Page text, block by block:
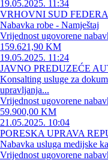
19.05.2025. 11:34
VRHOVNI SUD
Nabavka robe - Namještaj
Vrijednost ugovorene
159.621,90 KM
19.05.2025. 11:24
JAVNO PREDUZEĆE
Konsalting usluge za
upravljanja...
Vrijednost ugovorene
59.900,00 KM
21.05.2025. 10:04
PORESKA UPRAVA
Nabavka usluga medijske
Vrijednost ugovorene